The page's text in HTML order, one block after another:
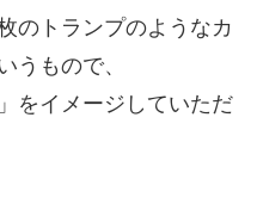
のトランプのようなカ
うもので、
をイメージしていただ